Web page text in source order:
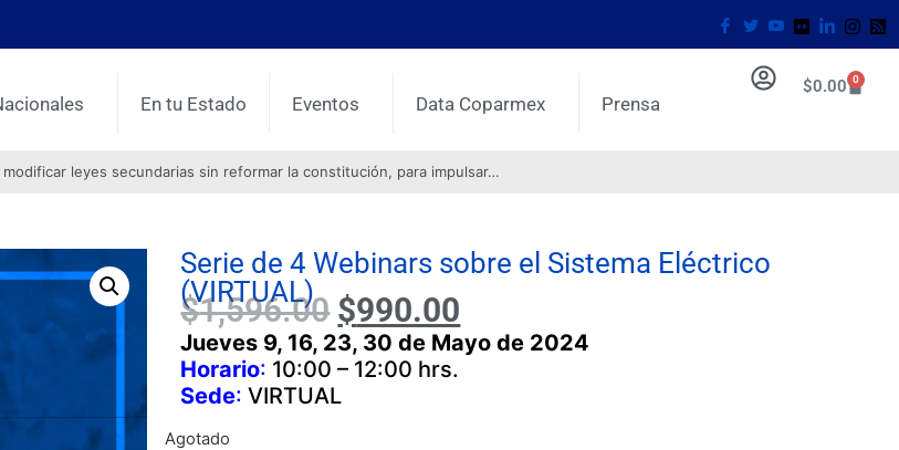
En tu Estado Eventos Data Coparmex Prensa
$0.00 0
leyes secundarias sin reformar la constitución, para impulsar…
Serie de 4 Webinars sobre el Sistema Eléctrico
(VIRTUAL)
$1,596.00 $990.00
Jueves 9, 16, 23, 30 de Mayode 2024
Horario: 10:00 – 12:00 hrs.
Sede:VIRTUAL
Agotado